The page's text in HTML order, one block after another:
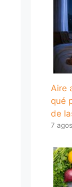
Aire
qué
de
7